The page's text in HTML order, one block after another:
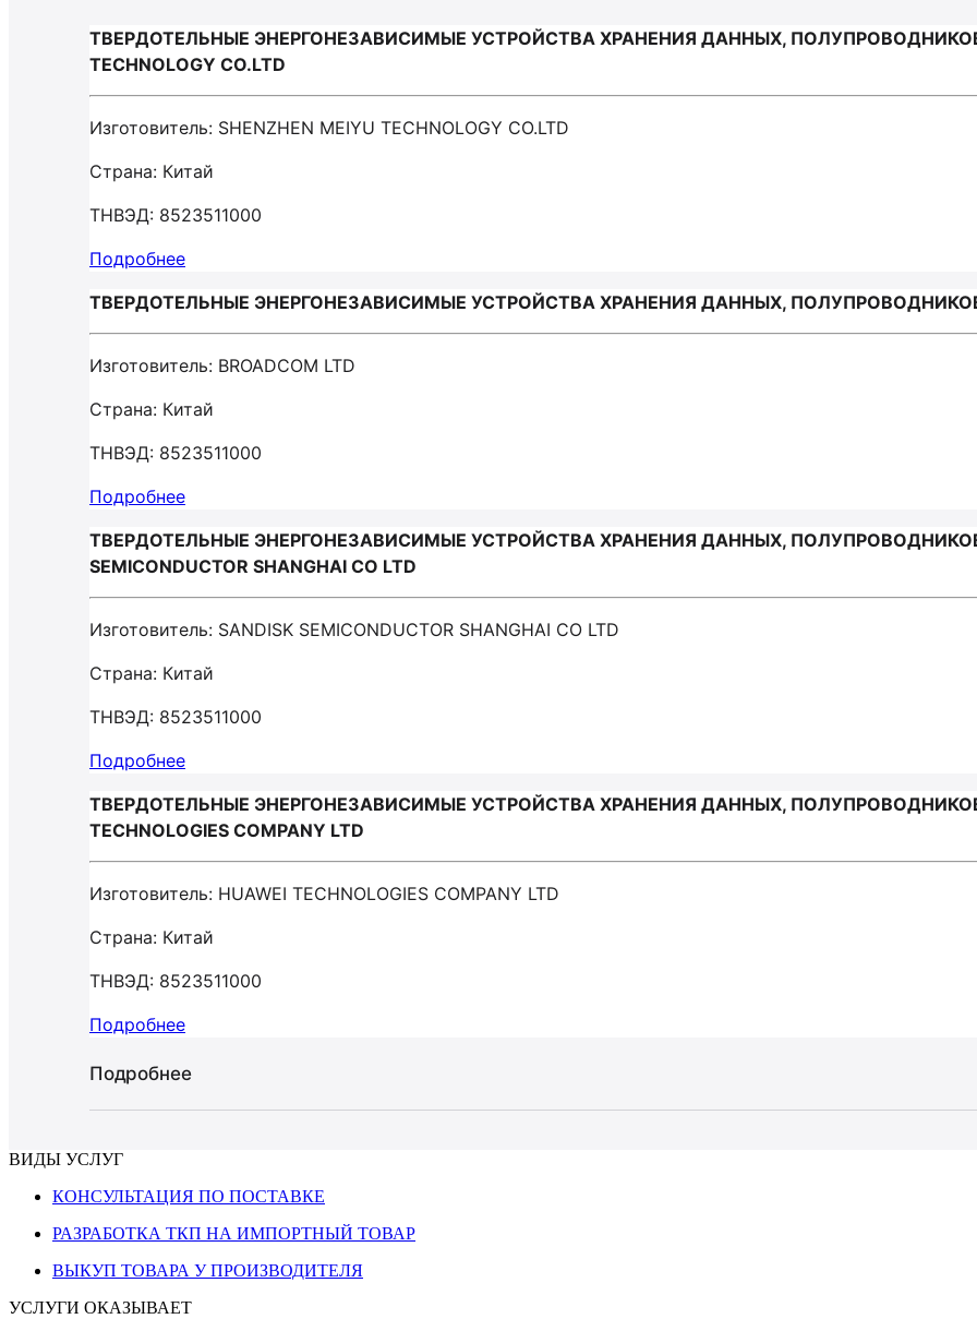
ТВЕРДОТЕЛЬНЫЕ ЭНЕРГОНЕЗАВИСИМЫЕ УСТРОЙСТВА ХРАНЕНИЯ ДАННЫХ,
TECHNOLOGY CO.LTD
Изготовитель: SHENZHEN MEIYU TECHNOLOGY CO.LTD
Страна: Китай
ТНВЭД: 8523511000
Подробнее
ТВЕРДОТЕЛЬНЫЕ ЭНЕРГОНЕЗАВИСИМЫЕ УСТРОЙСТВА ХРАНЕНИЯ ДАННЫХ,
Изготовитель: BROADCOM LTD
Страна: Китай
ТНВЭД: 8523511000
Подробнее
ТВЕРДОТЕЛЬНЫЕ ЭНЕРГОНЕЗАВИСИМЫЕ УСТРОЙСТВА ХРАНЕНИЯ ДАННЫХ,
SEMICONDUCTOR SHANGHAI CO LTD
Изготовитель: SANDISK SEMICONDUCTOR SHANGHAI CO LTD
Страна: Китай
ТНВЭД: 8523511000
Подробнее
ТВЕРДОТЕЛЬНЫЕ ЭНЕРГОНЕЗАВИСИМЫЕ УСТРОЙСТВА ХРАНЕНИЯ ДАННЫХ,
TECHNOLOGIES COMPANY LTD
Изготовитель: HUAWEI TECHNOLOGIES COMPANY LTD
Страна: Китай
ТНВЭД: 8523511000
Подробнее
Подробнее
ВИДЫ УСЛУГ
КОНСУЛЬТАЦИЯ ПО ПОСТАВКЕ
РАЗРАБОТКА ТКП НА ИМПОРТНЫЙ ТОВАР
ВЫКУП ТОВАРА У ПРОИЗВОДИТЕЛЯ
УСЛУГИ ОКАЗЫВАЕТ